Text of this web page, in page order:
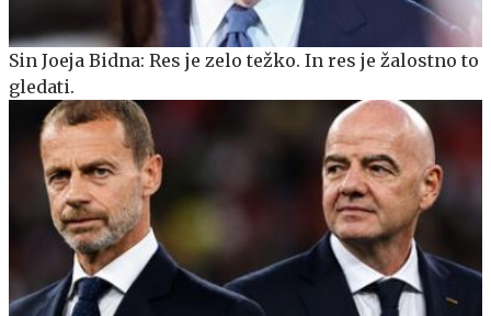
Sin Joeja Bidna: Res je zelo težko. In res je žalostno to
gledati.